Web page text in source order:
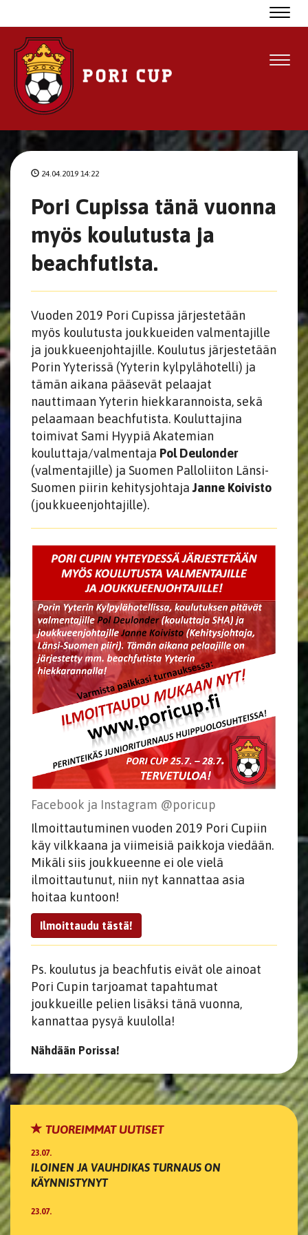
24.04.2019 14:22
Pori Cupissa tänä vuonna
myös koulutusta ja
beachfutista.
Vuoden 2019 Pori Cupissa järjestetään
myös koulutusta joukkueiden valmentajille
ja joukkueenjohtajille. Koulutus järjestetään
Porin Yyterissä (Yyterin kylpylähotelli) ja
tämän aikana pääsevät pelaajat
nauttimaan Yyterin hiekkarannoista, sekä
pelaamaan beachfutista. Kouluttajina
toimivat Sami Hyypiä Akatemian
kouluttaja/valmentaja Pol Deulonder
(valmentajille) ja Suomen Palloliiton Länsi-
Suomen piirin kehitysjohtajaJanne Koivisto
(joukkueenjohtajille).
Facebook ja Instagram @poricup
Ilmoittautuminen vuoden 2019 Pori Cupiin
käy vilkkaana ja viimeisiä paikkoja viedään.
Mikäli siis joukkueenne ei ole vielä
ilmoittautunut, niin nyt kannattaa asia
hoitaa kuntoon!
Ilmoittaudu tästä!
Ps. koulutus ja beachfutis eivät ole ainoat
Pori Cupin tarjoamat tapahtumat
joukkueille pelien lisäksi tänä vuonna,
kannattaa pysyä kuulolla!
Nähdään Porissa!
TUOREIMMAT UUTISET
23.07.
ILOINEN JA VAUHDIKAS TURNAUS ON
KÄYNNISTYNYT
23.07.